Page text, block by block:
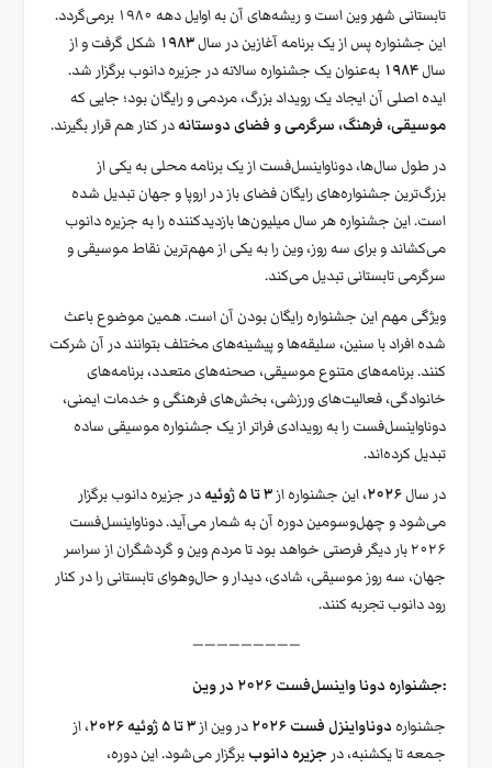
تابستانی شهر وین است و ریشه‌های آن به اوایل دهه ۱۹۸۰ برمی‌گردد.
این جشنواره پس از یک برنامه آغازین در سال۱۹۸۳ شکل گرفت و از
سال۱۹۸۴ به‌عنوان یک جشنواره سالانه در جزیره دانوب برگزار شد.
ایده اصلی آن ایجاد یک رویداد بزرگ، مردمی و رایگان بود؛ جایی که
موسیقی، فرهنگ، سرگرمی و فضای دوستانهدر کنار هم قرار بگیرند.
در طول سال‌ها، دوناواینسل‌فست از یک برنامه محلی به یکی از
بزرگ‌ترین جشنواره‌های رایگان فضای باز در اروپا و جهان تبدیل شده
است. این جشنواره هر سال میلیون‌ها بازدیدکننده را به جزیره دانوب
می‌کشاند و برای سه روز، وین را به یکی از مهم‌ترین نقاط موسیقی و
سرگرمی تابستانی تبدیل می‌کند.
ویژگی مهم این جشنواره رایگان بودن آن است. همین موضوع باعث
شده افراد با سنین، سلیقه‌ها و پیشینه‌های مختلف بتوانند در آن شرکت
کنند. برنامه‌های متنوع موسیقی، صحنه‌های متعدد، برنامه‌های
خانوادگی، فعالیت‌های ورزشی، بخش‌های فرهنگی و خدمات ایمنی،
دوناواینسل‌فست را به رویدادی فراتر از یک جشنواره موسیقی ساده
تبدیل کرده‌اند.
در سال۲۰۲۶، این جشنواره از۳ تا ۵ ژوئیه
در جزیره دانوب برگزار
می‌شود و چهل‌وسومین دوره آن به شمار می‌آید. دوناواینسل‌فست
۲۰۲۶ بار دیگر فرصتی خواهد بود تا مردم وین و گردشگران از سراسر
جهان، سه روز موسیقی، شادی، دیدار و حال‌وهوای تابستانی را در کنار
رود دانوب تجربه کنند.
—————————
:جشنواره دونا واینسل‌فست ۲۰۲۶ در وین
جشنوارهدوناواینزل‌ فست ۲۰۲۶ در وین از۳ تا ۵ ژوئیه ۲۰۲۶
، از
جمعه تا یکشنبه، در جزیره دانوببرگزار می‌شود. این دوره،